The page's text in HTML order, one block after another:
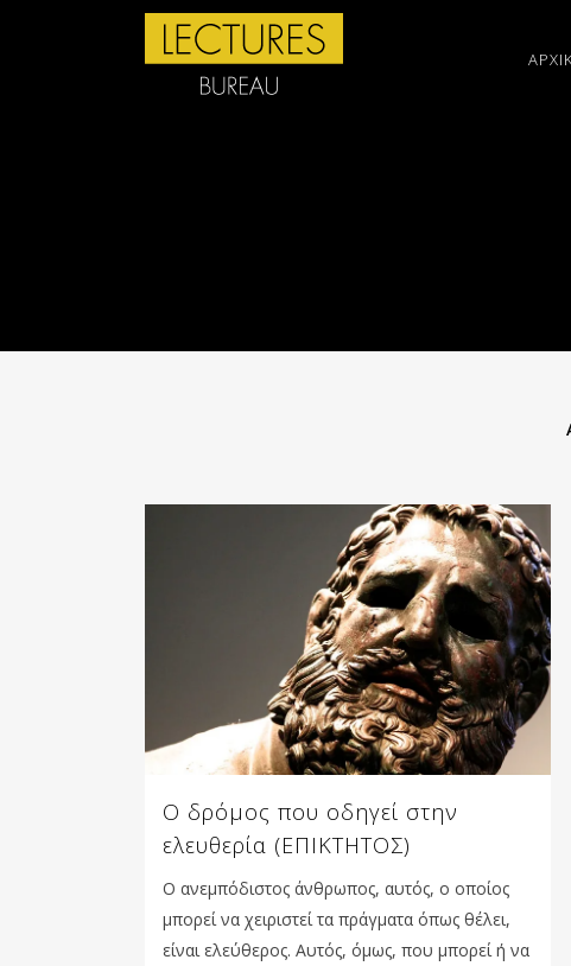
Ο δρόμος που οδηγεί στην
ελευθερία (ΕΠΙΚΤΗΤΟΣ)
Ο ανεμπόδιστος άνθρωπος, αυτός, ο οποίος
μπορεί να χειριστεί τα πράγματα όπως θέλει,
είναι ελεύθερος. Αυτός, όμως, που μπορεί ή να